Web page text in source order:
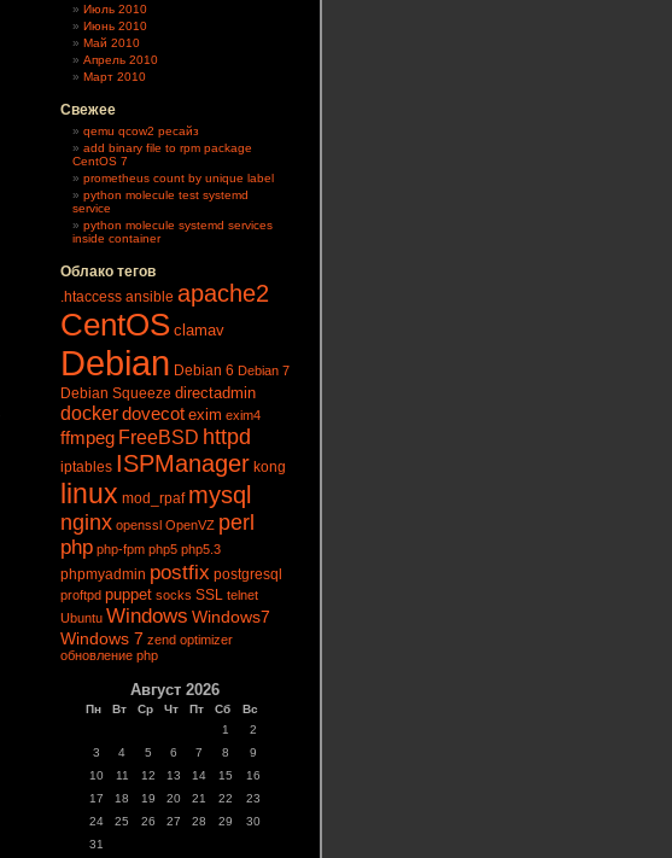
Июль 2010
Июнь 2010
Май 2010
Апрель 2010
Март 2010
Свежее
qemu qcow2 ресайз
add binary file to rpm package
CentOS 7
prometheus count by unique label
python molecule test systemd
service
python molecule systemd services
inside container
Облако тегов
.htaccess ansible apache2
CentOS clamav
Debian Debian 6 Debian 7
Debian Squeeze directadmin
dockerdovecot exim exim4
ffmpeg FreeBSD httpd
iptables ISPManager kong
linux mod_rpaf mysql
nginx openssl OpenVZ perl
php php-fpm php5 php5.3
phpmyadmin postfix postgresql
proftpd puppet socks SSL
telnet
Ubuntu Windows Windows7
Windows 7 zend optimizer
обновление php
Август 2026
Пн Вт Ср Чт Пт Сб
Вс
1
2
3
4 5 6 7 8
9
10
11 12 13 14 15
16
17
18 19 20 21 22
23
24
25 26 27 28 29
30
31